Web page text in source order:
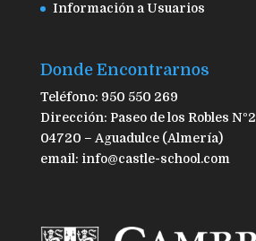
Información a Usuarios
Donde Encontrarnos
Teléfono: 950 550 269
Dirección: Paseo de los Robles Nº2
04720 – Aguadulce (Almería)
email: info@castle-school.com